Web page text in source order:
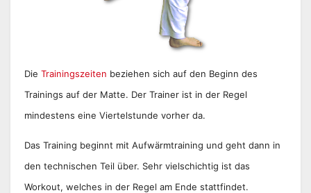
Die Trainingszeiten beziehen sich auf den Beginn des
Trainings auf der Matte. Der Trainer ist in der Regel
mindestens eine Viertelstunde vorher da.
Das Training beginnt mit Aufwärmtraining und geht dann in
den technischen Teil über. Sehr vielschichtig ist das
Workout, welches in der Regel am Ende stattfindet.